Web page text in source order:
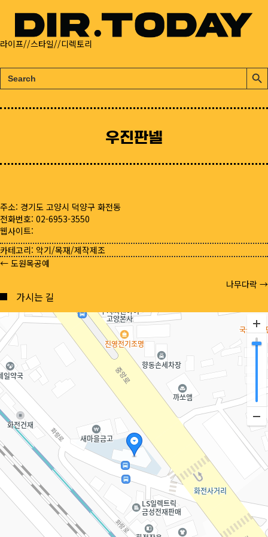
라이프//스타일//디렉토리
검
색:
검
색
튼
우진판넬
주소: 경기도 고양시 덕양구 화전동
전화번호: 02-6953-3550
웹사이트:
카테고리: 악기/목재/제작제조
Posts
navigation
← 도원목공예
나무다락 →
가시는 길